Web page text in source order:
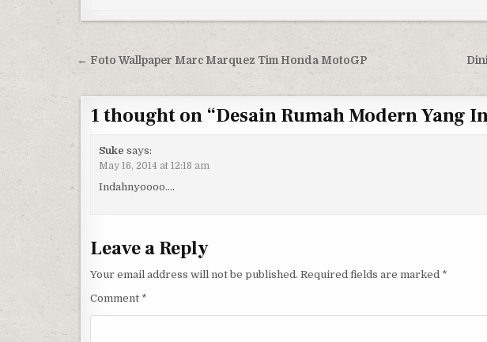
Post navigation
← Foto Wallpaper Marc Marquez Tim Honda MotoGP
1 thought on “Desain Rumah Modern Yang
Suke says:
May 16, 2014 at 12:18 am
Indahnyoooo….
Leave a Reply
Your email address will not be published. Required fields are marked *
Comment *